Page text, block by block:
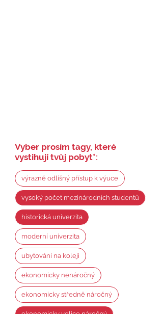
Vyber prosím tagy, které
vystihují tvůj pobyt*:
výrazně odlišný přístup k výuce
vysoký počet mezinárodních studentů
historická univerzita
moderní univerzita
ubytování na koleji
ekonomicky nenáročný
ekonomicky středně náročný